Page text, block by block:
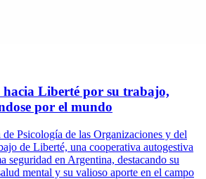
hacia Liberté por su trabajo,
por el mundo
Psicología de las Organizaciones y del
de Liberté, una cooperativa autogestiva
seguridad en Argentina, destacando su
mental y su valioso aporte en el campo